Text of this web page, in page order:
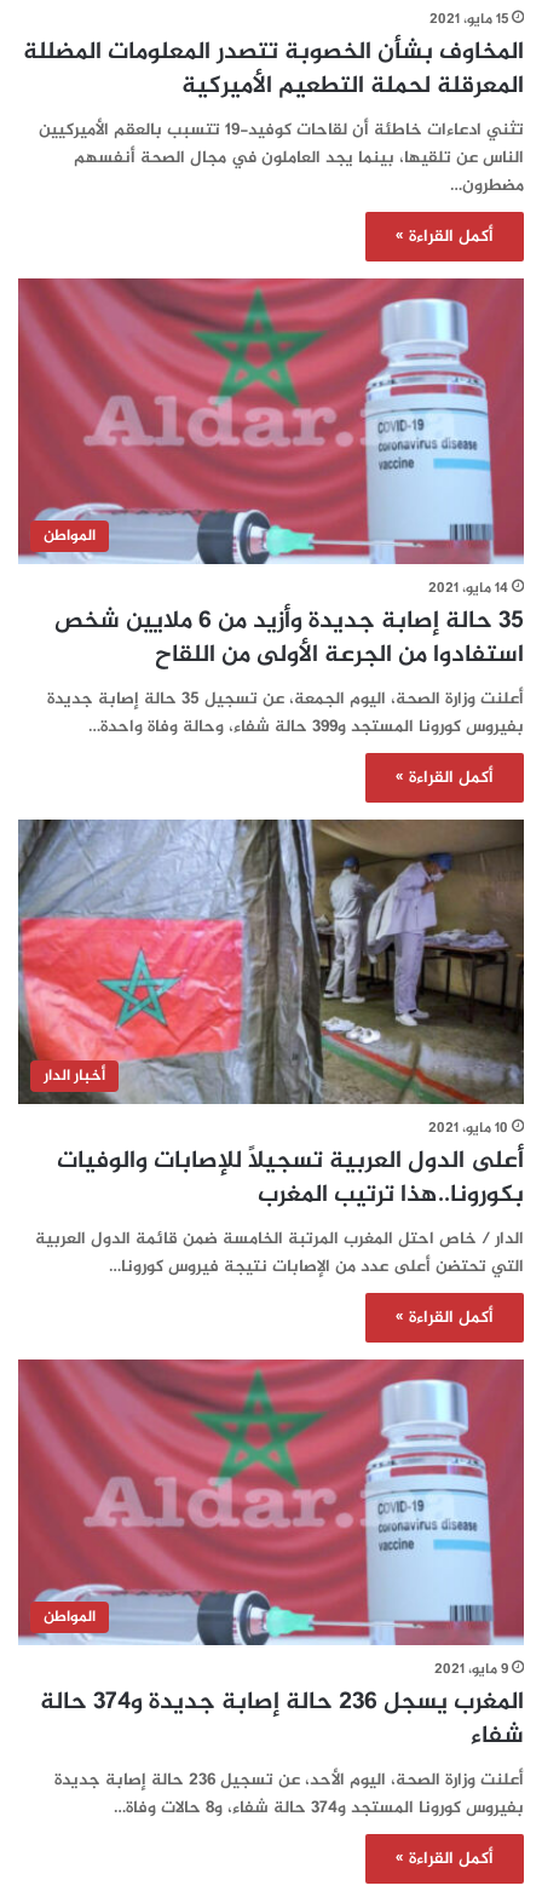
15 مايو، 2021
المخاوف بشأن الخصوبة تتصدر المعلومات المضللة
المعرقلة لحملة التطعيم الأميركية
تثني ادعاءات خاطئة أن لقاحات كوفيد-19 تتسبب بالعقم الأميركيين
الناس عن تلقيها، بينما يجد العاملون في مجال الصحة أنفسهم
مضطرون…
أكمل القراءة »
المواطن
14 مايو، 2021
35 حالة إصابة جديدة وأزيد من 6 ملايين شخص
استفادوا من الجرعة الأولى من اللقاح
أعلنت وزارة الصحة، اليوم الجمعة، عن تسجيل 35 حالة إصابة جديدة
بفيروس كورونا المستجد و399 حالة شفاء، وحالة وفاة واحدة…
أكمل القراءة »
أخبار الدار
10 مايو، 2021
أعلى الدول العربية تسجيلاً للإصابات والوفيات
بكورونا..هذا ترتيب المغرب
الدار / خاص احتل المغرب المرتبة الخامسة ضمن قائمة الدول العربية
التي تحتضن أعلى عدد من الإصابات نتيجة فيروس كورونا…
أكمل القراءة »
المواطن
9 مايو، 2021
المغرب يسجل 236 حالة إصابة جديدة و374 حالة
شفاء
أعلنت وزارة الصحة، اليوم الأحد، عن تسجيل 236 حالة إصابة جديدة
بفيروس كورونا المستجد و374 حالة شفاء، و8 حالات وفاة…
أكمل القراءة »